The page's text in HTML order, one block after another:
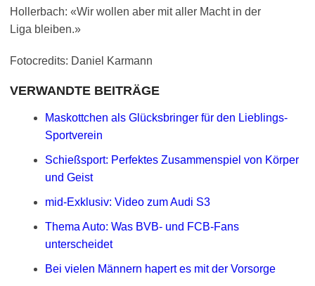
Hollerbach: «Wir wollen aber mit aller Macht in der
Liga bleiben.»
Fotocredits: Daniel Karmann
VERWANDTE BEITRÄGE
Maskottchen als Glücksbringer für den Lieblings-
Sportverein
Schießsport: Perfektes Zusammenspiel von Körper
und Geist
mid-Exklusiv: Video zum Audi S3
Thema Auto: Was BVB- und FCB-Fans
unterscheidet
Bei vielen Männern hapert es mit der Vorsorge